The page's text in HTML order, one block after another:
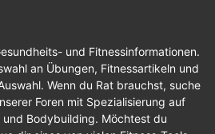
und Fitnessinformationen.
an Übungen, Fitnessartikeln und
Wenn du Rat brauchst, suche
Foren mit Spezialisierung auf
Bodybuilding. Möchtest du